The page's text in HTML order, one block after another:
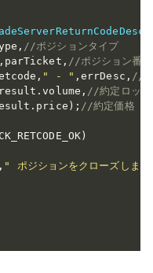
, //ポジションタイプ
, parTicket , //ポジション番号
, " - " ,errDesc , //リ
result .volume , //約定ロット
. price ) ; //約定価格
)
, " ポジションをクローズしま